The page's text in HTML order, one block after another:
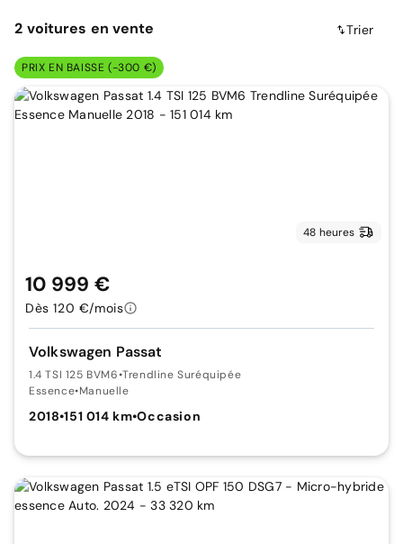
2 voitures en vente Trier
PRIX EN BAISSE (-300 €)
48 heures
Volkswagen Passat
1.4 TSI 125 BVM6•Trendline Suréquipée
Essence•Manuelle
2018•151 014 km•Occasion
10 999 €
Dès 120 €/mois